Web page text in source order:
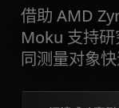
借助 AMD
Moku 支持
同测量对象快